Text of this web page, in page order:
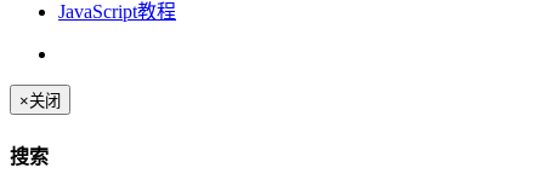
JavaScript教程
×关闭
搜索